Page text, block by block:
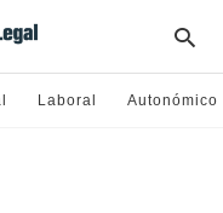
Laboral Autonómico